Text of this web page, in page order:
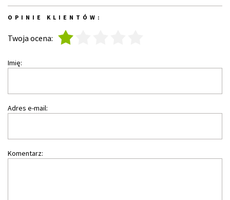
OPINIE KLIENTÓW:
Twoja ocena:
Imię:
Adres e-mail:
Komentarz: